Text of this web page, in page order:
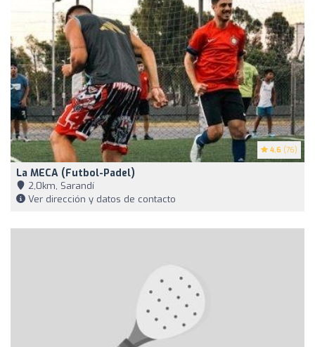
4.6 (76)
La MECA (Futbol-Padel)
2,0km, Sarandí
Ver dirección y datos de contacto